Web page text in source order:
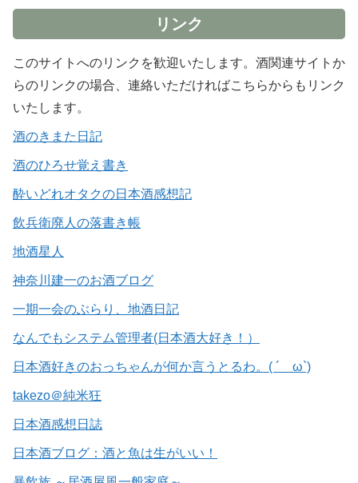
リンク
このサイトへのリンクを歓迎いたします。酒関連サイトか
らのリンクの場合、連絡いただければこちらからもリンク
いたします。
酒のきまた日記
酒のひろせ覚え書き
酔いどれオタクの日本酒感想記
飲兵衛廃人の落書き帳
地酒星人
神奈川建一のお酒ブログ
一期一会のぶらり、地酒日記
なんでもシステム管理者(日本酒大好き！）
日本酒好きのおっちゃんが何か言うとるわ。( ´ ω`)
takezo＠純米狂
日本酒感想日誌
日本酒ブログ：酒と魚は生がいい！